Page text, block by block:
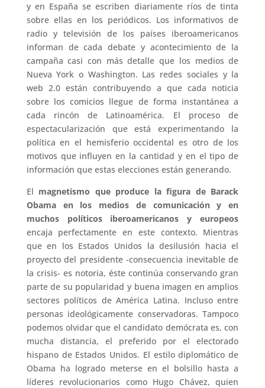
y en España se escriben diariamente ríos de tinta
sobre ellas en los periódicos. Los informativos de
radio y televisión de los países iberoamericanos
informan de cada debate y acontecimiento de la
campaña casi con más detalle que los medios de
Nueva York o Washington. Las redes sociales y la
web 2.0 están contribuyendo a que cada noticia
sobre los comicios llegue de forma instantánea a
cada rincón de Latinoamérica. El proceso de
espectacularización que está experimentando la
política en el hemisferio occidental es otro de los
motivos que influyen en la cantidad y en el tipo de
información que estas elecciones están generando.
El magnetismo que produce la figura de Barack
Obama en los medios de comunicación y en
muchos políticos iberoamericanos y europeos
encaja perfectamente en este contexto. Mientras
que en los Estados Unidos la desilusión hacia el
proyecto del presidente -consecuencia inevitable de
la crisis- es notoria, éste continúa conservando gran
parte de su popularidad y buena imagen en amplios
sectores políticos de América Latina. Incluso entre
personas ideológicamente conservadoras. Tampoco
podemos olvidar que el candidato demócrata es, con
mucha distancia, el preferido por el electorado
hispano de Estados Unidos. El estilo diplomático de
Obama ha logrado meterse en el bolsillo hasta a
líderes revolucionarios como Hugo Chávez, quien